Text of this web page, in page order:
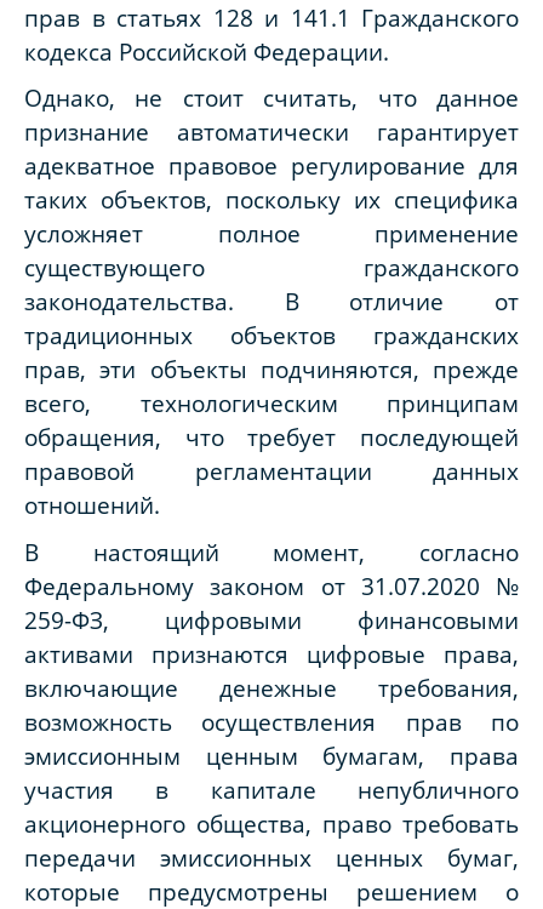
прав в статьях 128 и 141.1 Гражданского
кодекса Российской Федерации.
Однако, не стоит считать, что данное
признание автоматически гарантирует
адекватное правовое регулирование для
таких объектов, поскольку их специфика
усложняет полное применение
существующего гражданского
законодательства. В отличие от
традиционных объектов гражданских
прав, эти объекты подчиняются, прежде
всего, технологическим принципам
обращения, что требует последующей
правовой регламентации данных
отношений.
В настоящий момент, согласно
Федеральному законом от 31.07.2020 №
259-ФЗ, цифровыми финансовыми
активами признаются цифровые права,
включающие денежные требования,
возможность осуществления прав по
эмиссионным ценным бумагам, права
участия в капитале непубличного
акционерного общества, право требовать
передачи эмиссионных ценных бумаг,
которые предусмотрены решением о